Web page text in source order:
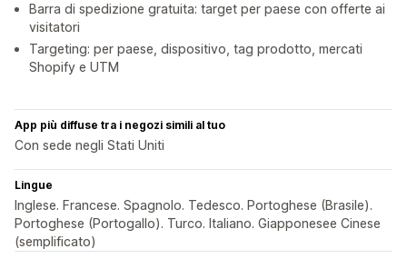
Barra di spedizione gratuita: target per paese con offerte ai
visitatori
Targeting: per paese, dispositivo, tag prodotto, mercati
Shopify e UTM
App più diffuse tra i negozi simili al tuo
Con sede negli Stati Uniti
Lingue
Inglese. Francese. Spagnolo. Tedesco. Portoghese (Brasile).
Portoghese (Portogallo). Turco. Italiano. Giapponesee Cinese
(semplificato)